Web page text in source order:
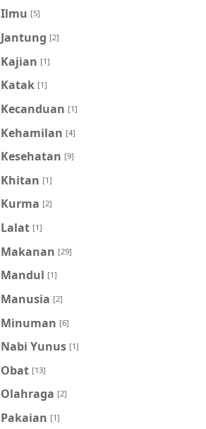
Ilmu [5]
Jantung [2]
Kajian [1]
Katak [1]
Kecanduan [1]
Kehamilan [4]
Kesehatan [9]
Khitan [1]
Kurma [2]
Lalat [1]
Makanan [29]
Mandul [1]
Manusia [2]
Minuman [6]
Nabi Yunus [1]
Obat [13]
Olahraga [2]
Pakaian [1]